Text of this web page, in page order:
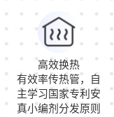
高效换热
有效率传热管，自
主学习国家专利安
真小编剂分发原则